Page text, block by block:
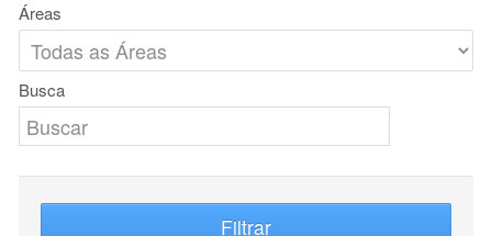
Áreas
Busca
Filtrar